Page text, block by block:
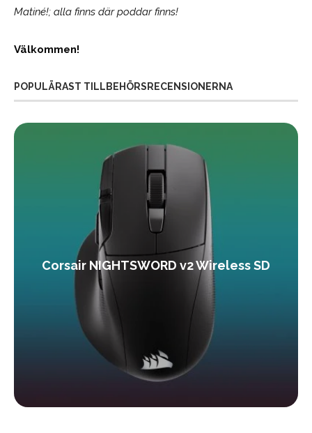
Matiné!; alla finns där poddar finns!
Välkommen!
POPULÄRAST TILLBEHÖRSRECENSIONERNA
Corsair NIGHTSWORD v2 Wireless SD